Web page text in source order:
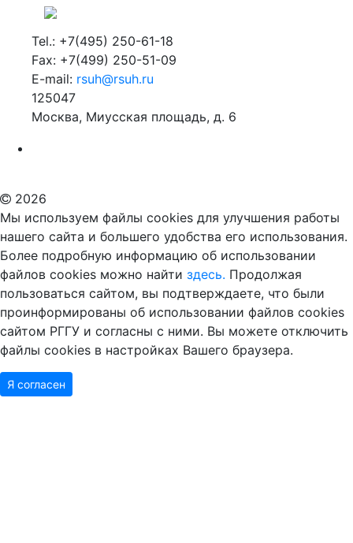
Tel.: +7(495) 250-61-18
Fax: +7(499) 250-51-09
E-mail: rsuh@rsuh.ru
125047
Москва, Миусская площадь, д. 6
2026
Мы используем файлы cookies для улучшения работы
нашего сайта и большего удобства его использования.
Более подробную информацию об использовании
файлов cookies можно найти здесь. Продолжая
пользоваться сайтом, вы подтверждаете, что были
проинформированы об использовании файлов cookies
сайтом РГГУ и согласны с ними. Вы можете отключить
файлы cookies в настройках Вашего браузера.
Я согласен